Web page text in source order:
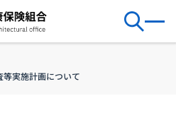
実施計画について